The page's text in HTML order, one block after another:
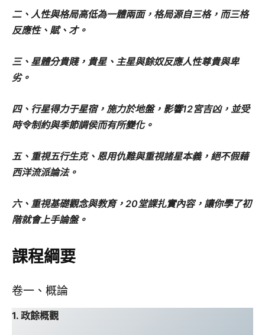
二、人性與格局高低為一體兩面，格局源自三格，而三格
反應性、賦、才。
三、星體分貴賤，貴星、主星與餘奴反應人性尊貴與卑
劣。
四、行星得力于星宿，施力於地盤，影響12宮吉凶，並受
時令制約與季節調侯而有所變化。
五、重視五行生克、恩用仇難與重視諸星本義，絕不假藉
西洋流派論法。
六、重視基礎觀念與教育，20堂課扎實內容，讓你學了初
階就會上手論盤。
課程綱要
卷一、概論
1. 政餘概觀